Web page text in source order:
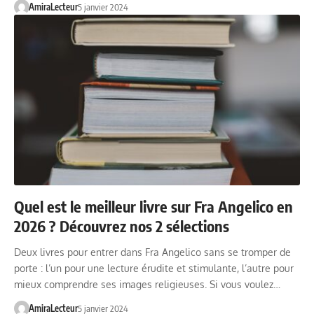
AmiraLecteur5 janvier 2024
Quel est le meilleur livre sur Fra Angelico en
2026 ? Découvrez nos 2 sélections
Deux livres pour entrer dans Fra Angelico sans se tromper de
porte : l’un pour une lecture érudite et stimulante, l’autre pour
mieux comprendre ses images religieuses. Si vous voulez…
AmiraLecteur5 janvier 2024